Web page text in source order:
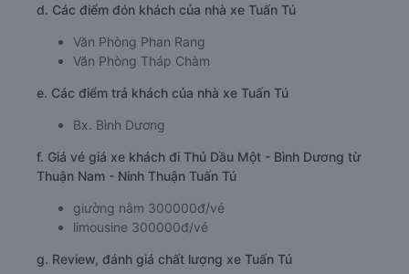
d. Các điểm đón khách của nhà xe Tuấn Tú
Văn Phòng Phan Rang
Văn Phòng Tháp Chàm
e. Các điểm trả khách của nhà xe Tuấn Tú
Bx. Bình Dương
f. Giá vé giá xe khách đi Thủ Dầu Một - Bình Dương từ
Thuận Nam - Ninh Thuận Tuấn Tú
giường nằm 300000đ/vé
limousine 300000đ/vé
g. Review, đánh giá chất lượng xe Tuấn Tú